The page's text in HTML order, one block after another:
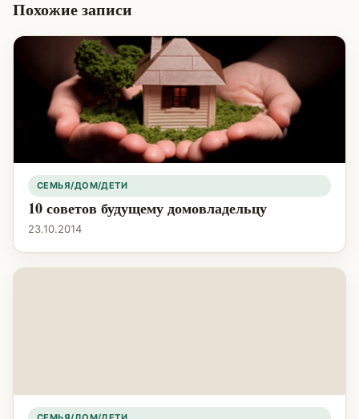
Похожие записи
СЕМЬЯ/ДОМ/ДЕТИ
10 советов будущему домовладельцу
23.10.2014